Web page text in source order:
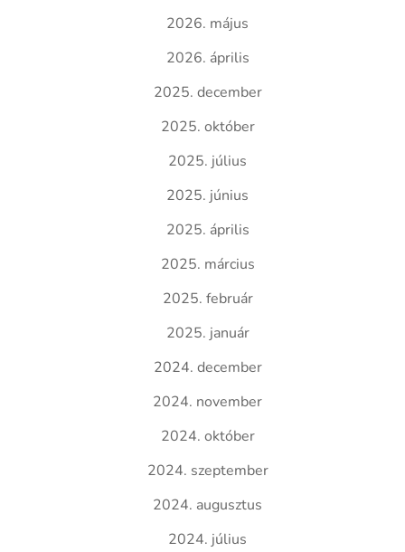
2026. május
2026. április
2025. december
2025. október
2025. július
2025. június
2025. április
2025. március
2025. február
2025. január
2024. december
2024. november
2024. október
2024. szeptember
2024. augusztus
2024. július